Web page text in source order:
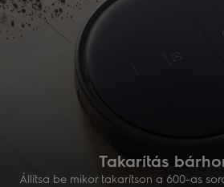
Takarítás
Állítsa be mikor takarítson a 600-as